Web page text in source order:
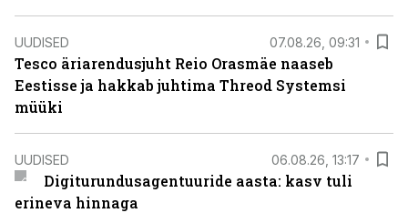
UUDISED 07.08.26, 09:31
Tesco äriarendusjuht Reio Orasmäe naaseb
Eestisse ja hakkab juhtima Threod Systemsi
müüki
UUDISED 06.08.26, 13:17
Digiturundusagentuuride aasta: kasv tuli
erineva hinnaga